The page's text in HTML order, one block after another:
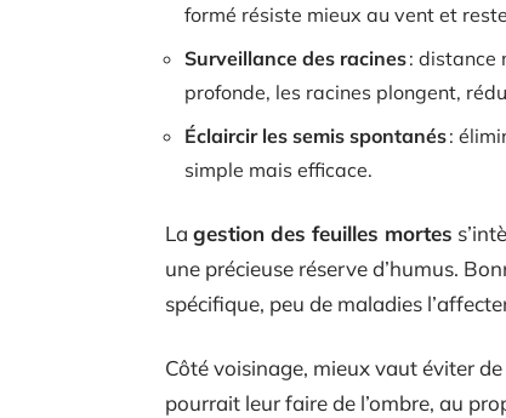
formé résiste mieux au vent et
Surveillance des racines: distance
profonde, les racines plongent,
Éclaircir les semis spontanés:
simple mais efficace.
La gestion des feuilles mortes
une précieuse réserve d’humus.
spécifique, peu de maladies
Côté voisinage, mieux vaut éviter
pourrait leur faire de l’ombre, au